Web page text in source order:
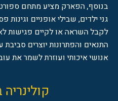
בנוסף, הפארק מציע מתחם
גני ילדים, שבילי אופניים
לקבל השראה או לקיים פגישות
התנאים והפתרונות יוצרים סביבת
אנושי איכותי ועוזרת לשמר את